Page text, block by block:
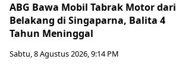
ABG Bawa Mobil Tabrak Motor dari
Belakang di Singaparna, Balita 4
Tahun Meninggal
Sabtu, 8 Agustus 2026, 9:14 PM